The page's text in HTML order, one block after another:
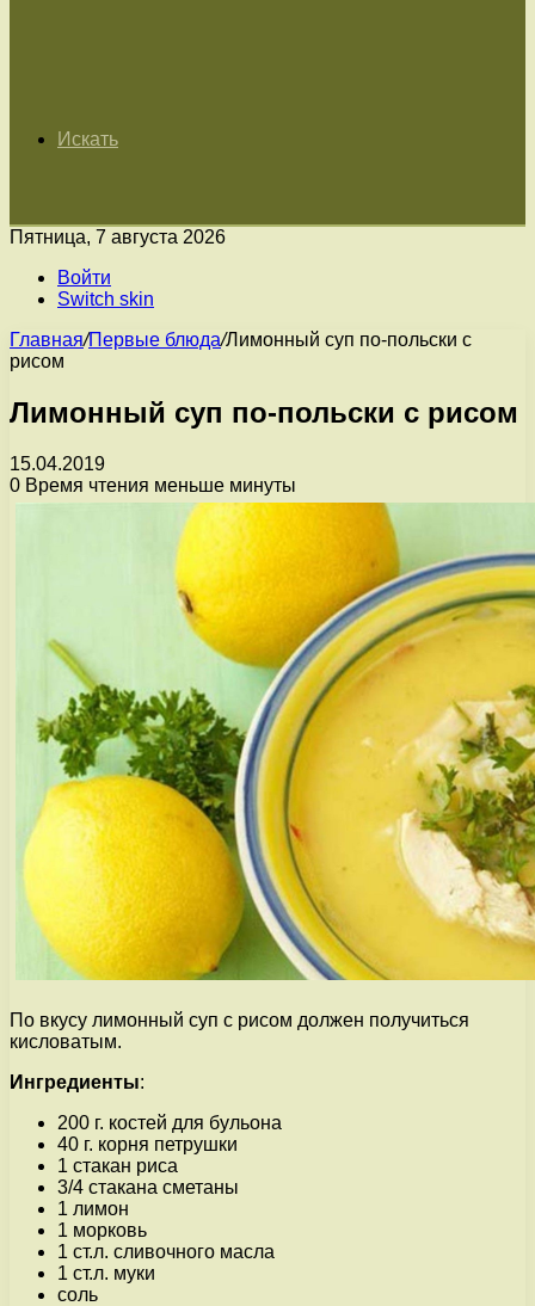
Искать
Пятница, 7 августа 2026
Войти
Switch skin
Главная/Первые блюда/Лимонный суп по-польски с
рисом
Лимонный суп по-польски с рисом
15.04.2019
0 Время чтения меньше минуты
По вкусу лимонный суп с рисом должен получиться
кисловатым.
Ингредиенты:
200 г. костей для бульона
40 г. корня петрушки
1 стакан риса
3/4 стакана сметаны
1 лимон
1 морковь
1 ст.л. сливочного масла
1 ст.л. муки
соль